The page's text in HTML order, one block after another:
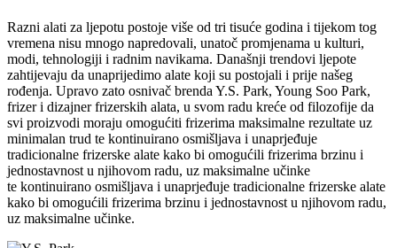
Razni alati za ljepotu postoje više od tri tisuće godina i tijekom tog
vremena nisu mnogo napredovali, unatoč promjenama u kulturi,
modi, tehnologiji i radnim navikama. Današnji trendovi ljepote
zahtijevaju da unaprijedimo alate koji su postojali i prije našeg
rođenja. Upravo zato osnivač brenda Y.S. Park, Young Soo Park,
frizer i dizajner frizerskih alata, u svom radu kreće od filozofije da
svi proizvodi moraju omogućiti frizerima maksimalne rezultate uz
minimalan trud te kontinuirano osmišljava i unaprjeđuje
tradicionalne frizerske alate kako bi omogućili frizerima brzinu i
jednostavnost u njihovom radu, uz maksimalne učinke
te kontinuirano osmišljava i unaprjeđuje tradicionalne frizerske alate
kako bi omogućili frizerima brzinu i jednostavnost u njihovom radu,
uz maksimalne učinke.